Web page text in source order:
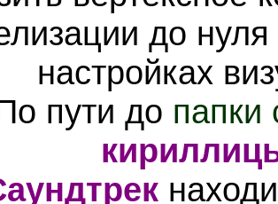
до
настройках
пути до папки